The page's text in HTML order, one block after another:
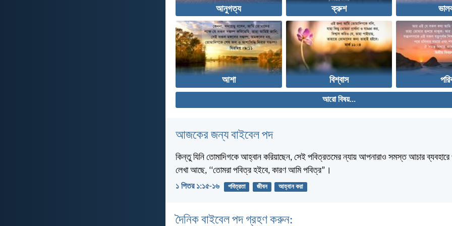
আনুগত্য ক্রুশ
আশা বিশ্বাস
আরো বিষয়...
আজকের জন্য বাইবেল পদ
কিন্তু যিনি তোমাদিগকে আহ্বান করিয়াছেন, সেই পবিত্রতমের ন্যায় আপনারাও সমস্ত আচার
লেখা আছে, ‘‘তোমরা পবিত্র হইবে, কারণ আমি পবিত্র”।
১ পিতর ১:১৫-১৬ পবিত্রতা জীবন আহ্বান করা
দৈনিক বাইবেল পদ গ্রহণ করুন: